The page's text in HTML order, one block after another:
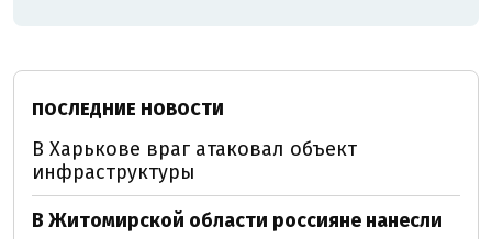
ПОСЛЕДНИЕ НОВОСТИ
В Харькове враг атаковал объект
инфраструктуры
В Житомирской области россияне нанесли